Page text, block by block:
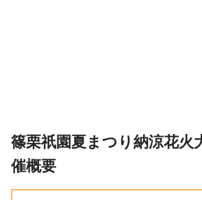
篠栗祇園夏まつり納涼花火
催概要